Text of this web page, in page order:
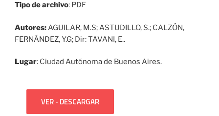
Tipo de archivo: PDF
Autores:AGUILAR, M.S; ASTUDILLO, S.; CALZÓN,
FERNÁNDEZ, Y.G; Dir: TAVANI, E..
Lugar: Ciudad Autónoma de Buenos Aires.
VER - DESCARGAR